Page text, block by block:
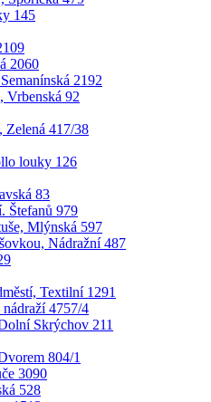
145
2060
2192
Vrbenská 92
Zelená 417/38
louky 126
83
Štefanů 979
Mlýnská 597
Nádražní 487
Textilní 1291
4757/4
Skrýchov 211
804/1
3090
528